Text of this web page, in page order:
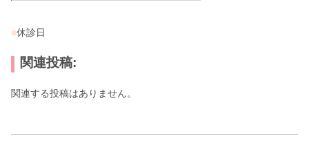
■休診日
関連投稿:
関連する投稿はありません。